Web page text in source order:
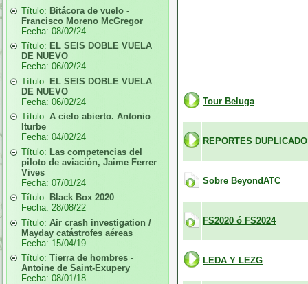
Título: Bitácora de vuelo -
Francisco Moreno McGregor
Fecha: 08/02/24
Título: EL SEIS DOBLE VUELA
DE NUEVO
Fecha: 06/02/24
Título: EL SEIS DOBLE VUELA
DE NUEVO
Fecha: 06/02/24
Título: A cielo abierto. Antonio
Iturbe
Fecha: 04/02/24
Título: Las competencias del
piloto de aviación, Jaime Ferrer
Vives
Fecha: 07/01/24
Título: Black Box 2020
Fecha: 28/08/22
Título: Air crash investigation /
Mayday catástrofes aéreas
Fecha: 15/04/19
Título: Tierra de hombres -
Antoine de Saint-Exupery
Fecha: 08/01/18
Tour Beluga
REPORTES
Sobre BeyondATC
FS2020 ó FS2024
LEDA Y LEZG